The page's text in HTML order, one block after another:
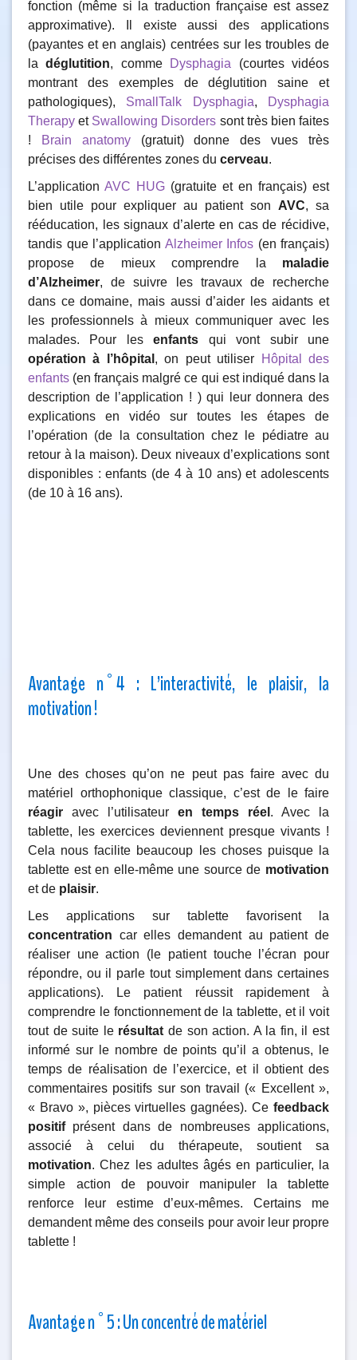
fonction (même si la traduction française est assez
approximative). Il existe aussi des applications
(payantes et en anglais) centrées sur les troubles de
ladéglutition, comme Dysphagia (courtes vidéos
montrant des exemples de déglutition saine et
pathologiques), SmallTalk Dysphagia,
Dysphagia
Therapy et Swallowing Disorders sont très bien faites
!
Brain anatomy(gratuit) donne des vues très
précises des différentes zones du cerveau.
L’application AVC HUG (gratuite et en français) est
bien utile pour expliquer au patient son AVC, sa
rééducation, les signaux d’alerte en cas de récidive,
tandis que l’application Alzheimer Infos (en français)
propose de mieux comprendre la maladie
d’Alzheimer, de suivre les travaux de recherche
dans ce domaine, mais aussi d’aider les aidants et
les professionnels à mieux communiquer avec les
malades. Pour lesenfants qui vont subir une
opération à l’hôpital , on peut utiliser
Hôpital des
enfants (en français malgré ce qui est indiqué dans la
description de l’application ! ) qui leur donnera des
explications en vidéo sur toutes les étapes de
l’opération (de la consultation chez le pédiatre au
retour à la maison). Deux niveaux d’explications sont
disponibles : enfants (de 4 à 10 ans) et adolescents
(de 10 à 16 ans).
Avantage n°4 : L’interactivité, le plaisir, la
motivation !
Une des choses qu’on ne peut pas faire avec du
matériel orthophonique classique, c’est de le faire
réagir avec l’utilisateur en temps réel . Avec la
tablette, les exercices deviennent presque vivants !
Cela nous facilite beaucoup les choses puisque la
tablette est en elle-même une source de motivation
et de plaisir.
Les applications sur tablette favorisent la
concentration car elles demandent au patient de
réaliser une action (le patient touche l’écran pour
répondre, ou il parle tout simplement dans certaines
applications). Le patient réussit rapidement à
comprendre le fonctionnement de la tablette, et il voit
tout de suite le résultat de son action. A la fin, il est
informé sur le nombre de points qu’il a obtenus, le
temps de réalisation de l’exercice, et il obtient des
commentaires positifs sur son travail (« Excellent »,
« Bravo », pièces virtuelles gagnées). Ce feedback
positifprésent dans de nombreuses applications,
associé à celui du thérapeute, soutient sa
motivation. Chez les adultes âgés en particulier, la
simple action de pouvoir manipuler la tablette
renforce leur estime d’eux-mêmes. Certains me
demandent même des conseils pour avoir leur propre
tablette !
Avantage n°5 : Un concentré de matériel